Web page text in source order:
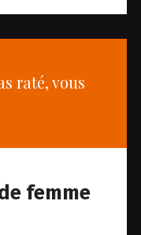
raté, vous
femme